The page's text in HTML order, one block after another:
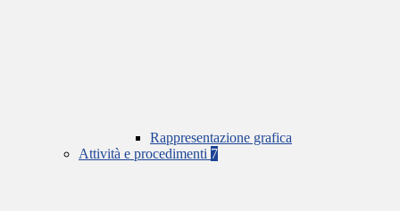
Rappresentazione grafica
Attività e procedimenti 7